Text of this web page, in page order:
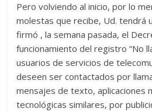
Pero volviendo al inicio, por lo
molestas que recibe, Ud. tendrá
firmó , la semana pasada, el
funcionamiento del registro “No
usuarios de servicios de
deseen ser contactados por
mensajes de texto, aplicaciones
tecnológicas similares, por